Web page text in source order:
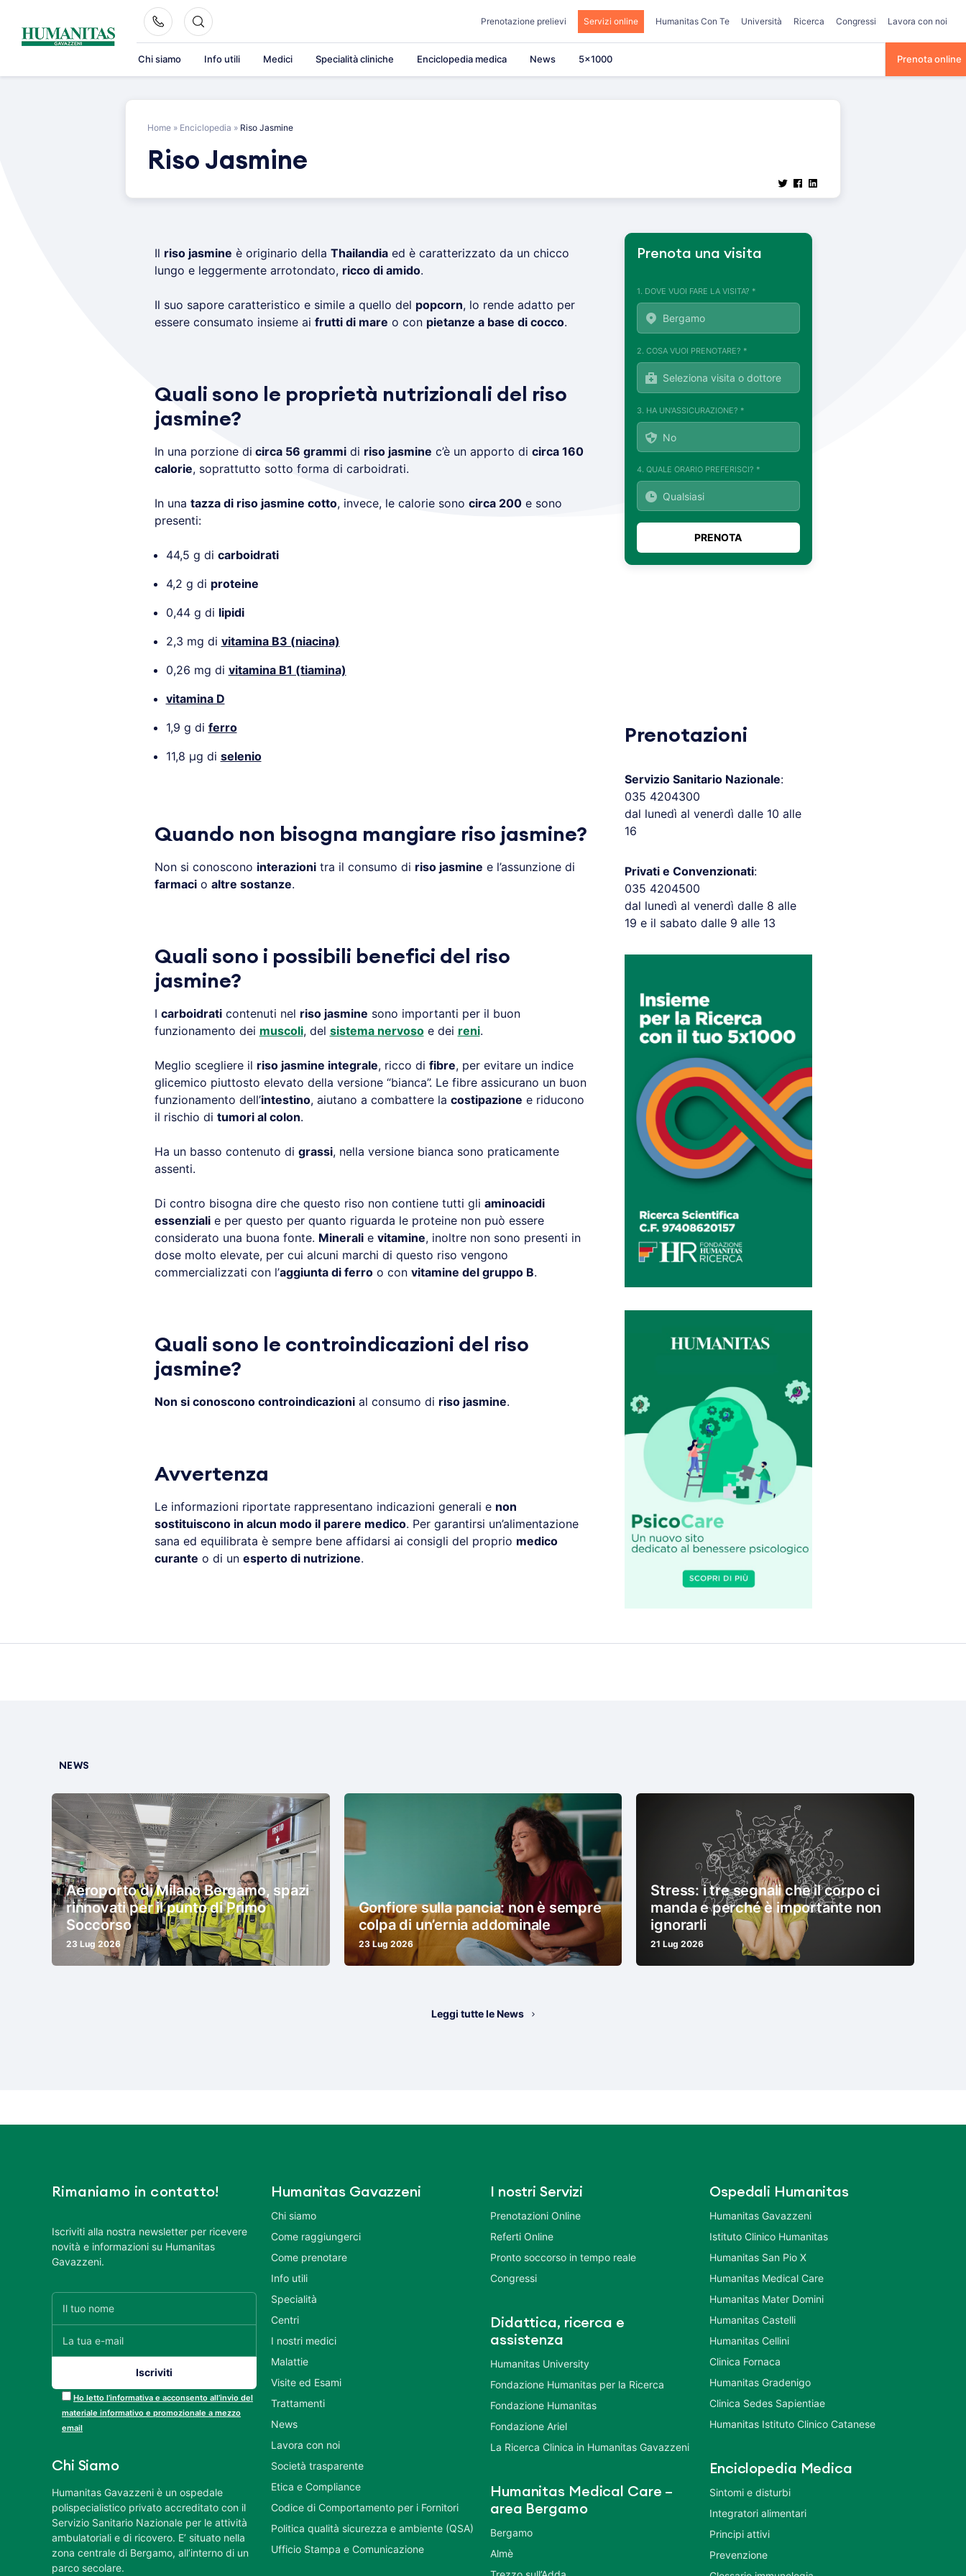
content
Prenotazione prelievi Servizi online Humanitas Con Te Università Ricerca Congressi Lavora con noi
Chi siamo Info utili Medici Specialità cliniche Enciclopedia medica News 5×1000 Prenota online
Home » Enciclopedia » Riso Jasmine
Riso Jasmine
Il riso jasmine è originario della Thailandiaed è caratterizzato da un chicco
lungo e leggermente arrotondato, ricco di amido.
Il suo sapore caratteristico e simile a quello del popcorn, lo rende adatto per
essere consumato insieme ai frutti di mare o con pietanze a base di cocco.
Quali sono le proprietà nutrizionali del riso
jasmine?
In una porzione di circa 56 grammidi riso jasmine c’è un apporto di circa 160
calorie, soprattutto sotto forma di carboidrati.
In una tazza di riso jasmine cotto, invece, le calorie sono circa 200e sono
presenti:
44,5 g di carboidrati
4,2 g di proteine
0,44 g di lipidi
2,3 mg di vitamina B3 (niacina)
0,26 mg di vitamina B1 (tiamina)
vitamina D
1,9 g di ferro
11,8 µg di selenio
Quando non bisogna mangiare riso jasmine?
Non si conoscono interazionitra il consumo di riso jasmine e l’assunzione di
farmacio altre sostanze.
Quali sono i possibili benefici del riso
jasmine?
I carboidraticontenuti nel riso jasmine sono importanti per il buon
funzionamento dei muscoli, del sistema nervosoe dei reni.
Meglio scegliere il riso jasmine integrale, ricco di fibre, per evitare un indice
glicemico piuttosto elevato della versione “bianca”. Le fibre assicurano un buon
funzionamento dell’intestino, aiutano a combattere la costipazione e riducono
il rischio di tumori al colon.
Ha un basso contenuto di grassi, nella versione bianca sono praticamente
assenti.
Di contro bisogna dire che questo riso non contiene tutti gli aminoacidi
essenzialie per questo per quanto riguarda le proteine non può essere
considerato una buona fonte. Mineralie vitamine, inoltre non sono presenti in
dose molto elevate, per cui alcuni marchi di questo riso vengono
commercializzati con l’aggiunta di ferroo con vitamine del gruppo B.
Quali sono le controindicazioni del riso
jasmine?
Non si conoscono controindicazionial consumo di riso jasmine.
Avvertenza
Le informazioni riportate rappresentano indicazioni generali e non
sostituiscono in alcun modo il parere medico. Per garantirsi un’alimentazione
sana ed equilibrata è sempre bene affidarsi ai consigli del proprio medico
curante o di un esperto di nutrizione.
Prenota una visita
1. DOVE VUOI FARE LA VISITA? *
2. COSA VUOI PRENOTARE? *
3. HA UN'ASSICURAZIONE? *
4. QUALE ORARIO PREFERISCI? *
Prenotazioni
Servizio Sanitario Nazionale:
035 4204300
dal lunedì al venerdì dalle 10 alle
16
Privati e Convenzionati:
035 4204500
dal lunedì al venerdì dalle 8 alle
19 e il sabato dalle 9 alle 13
NEWS
Aeroporto di Milano Bergamo, spazi
rinnovati per il punto di Primo
Soccorso
23 Lug 2026
Gonfiore sulla pancia: non è sempre
colpa di un’ernia addominale
23 Lug 2026
Stress: i tre segnali che il corpo ci
manda e perché è importante non
ignorarli
21 Lug 2026
Leggi tutte le News
Rimaniamo in contatto!
Iscriviti alla nostra newsletter per ricevere
novità e informazioni su Humanitas
Gavazzeni.
Ho letto l’informativa e acconsento all’invio del
materiale informativo e promozionale a mezzo
email
Chi Siamo
Humanitas Gavazzeni è un ospedale
polispecialistico privato accreditato con il
Servizio Sanitario Nazionale per le attività
ambulatoriali e di ricovero. E’ situato nella
zona centrale di Bergamo, all’interno di un
parco secolare.
Humanitas Gavazzeni
Chi siamo
Come raggiungerci
Come prenotare
Info utili
Specialità
Centri
I nostri medici
Malattie
Visite ed Esami
Trattamenti
News
Lavora con noi
Società trasparente
Etica e Compliance
Codice di Comportamento per i Fornitori
Politica qualità sicurezza e ambiente (QSA)
Ufficio Stampa e Comunicazione
I nostri Servizi
Prenotazioni Online
Referti Online
Pronto soccorso in tempo reale
Congressi
Didattica, ricerca e
assistenza
Humanitas University
Fondazione Humanitas per la Ricerca
Fondazione Humanitas
Fondazione Ariel
La Ricerca Clinica in Humanitas Gavazzeni
Humanitas Medical Care –
area Bergamo
Bergamo
Almè
Ospedali Humanitas
Humanitas Gavazzeni
Istituto Clinico Humanitas
Humanitas San Pio X
Humanitas Medical Care
Humanitas Mater Domini
Humanitas Castelli
Humanitas Cellini
Clinica Fornaca
Humanitas Gradenigo
Clinica Sedes Sapientiae
Humanitas Istituto Clinico Catanese
Enciclopedia Medica
Sintomi e disturbi
Integratori alimentari
Principi attivi
Prevenzione